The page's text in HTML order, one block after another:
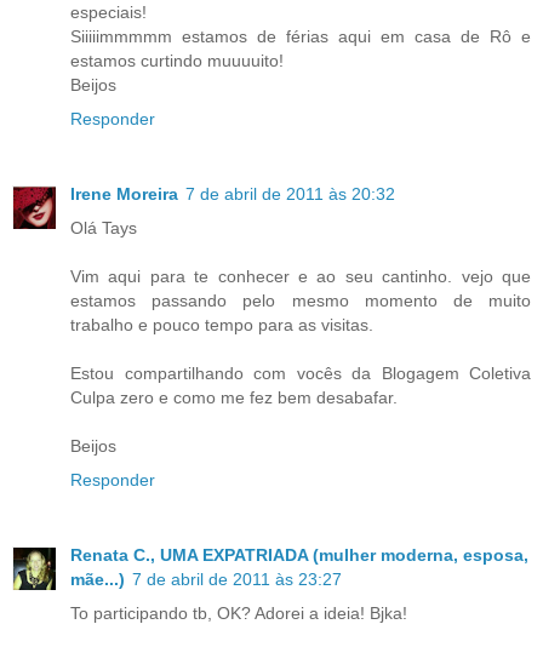
especiais!
Siiiiimmmmm estamos de férias aqui em casa de Rô e
estamos curtindo muuuuito!
Beijos
Responder
Irene Moreira 7 de abril de 2011 às 20:32
Olá Tays
Vim aqui para te conhecer e ao seu cantinho. vejo que
estamos passando pelo mesmo momento de muito
trabalho e pouco tempo para as visitas.
Estou compartilhando com vocês da Blogagem Coletiva
Culpa zero e como me fez bem desabafar.
Beijos
Responder
Renata C., UMA EXPATRIADA (mulher moderna, esposa,
mãe...) 7 de abril de 2011 às 23:27
To participando tb, OK? Adorei a ideia! Bjka!